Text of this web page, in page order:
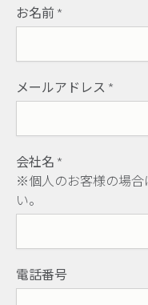
お名前 *
メールアドレス *
会社名 *
※個人のお客様の場合
い。
電話番号